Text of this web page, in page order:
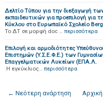
Δελτίο Τύπου για την διεξαγωγή
εκπαιδευτικών για προεπιλογή
Κύκλου στο Ευρωπαϊκό Σχολείο
Το ΔΤ σε μορφή doc … περισσότερα
Επιλογή και αρμοδιότητες
Επιστημών (Y.Σ.Ε.Φ.Ε.) των
Επαγγελματικών Λυκείων (ΕΠΑ.Λ.
H εγκύκλιος… περισσότερα
← Νεότερη ανάρτηση